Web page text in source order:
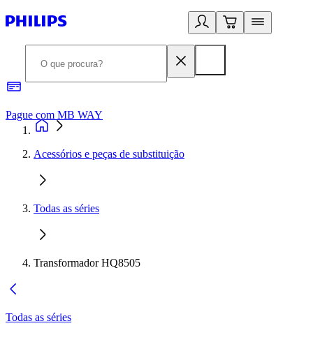
Pague com MB WAY
Acessórios e peças de substituição
Todas as séries
Transformador HQ8505
Todas as séries